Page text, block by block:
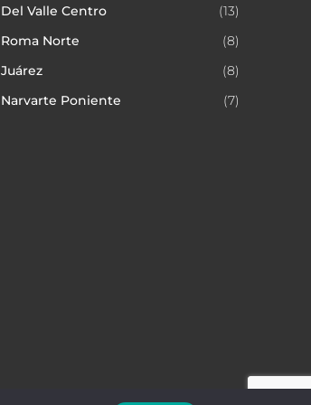
Del Valle Centro
(13)
Roma Norte
(8)
Juárez
(8)
Narvarte Poniente
(7)